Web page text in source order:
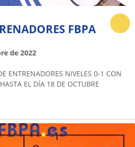
FBPA
de 2022
ENTRENADORES NIVELES 0-1 CON
EL DÍA 18 DE OCTUBRE